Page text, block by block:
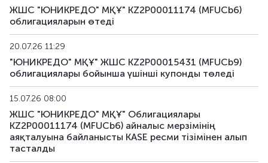
ЖШС "ЮНИКРЕДО" МҚҰ" KZ2P00011174 (MFUCb6)
облигацияларын өтеді
20.07.26 11:29
"ЮНИКРЕДО" МҚҰ" ЖШС KZ2P00015431 (MFUCb9)
облигациялары бойынша үшінші купонды төледі
15.07.26 08:00
ЖШС "ЮНИКРЕДО" МҚҰ" Облигациялары
KZ2P00011174 (MFUCb6) айналыс мерзімінің
аяқталуына байланысты KASE ресми тізімінен алып
тасталды